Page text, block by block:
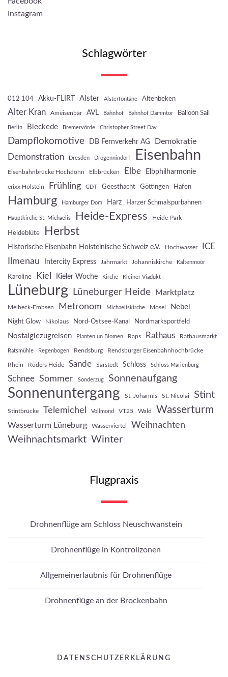
Instagram
Schlagwörter
012 104 Akku-FLIRT Alster Alsterfontäne Altenbeken
Alter Kran Ameisenbär AVL Bahnhof Bahnhof Dammtor Balloon Sail
Berlin Bleckede Bremervörde Christopher Street Day
Dampflokomotive DB Fernverkehr AG Demokratie
Demonstration Dresden Drögennindorf Eisenbahn
Eisenbahnbrücke Hochdonn Elbbrücken Elbe Elbphilharmonie
erixx Holstein Frühling GDT Geesthacht Göttingen Hafen
Hamburg Hamburger Dom Harz Harzer Schmalspurbahnen
Hauptkirche St. Michaelis Heide-Express Heide-Park
Heideblüte Herbst
Historische Eisenbahn Holsteinische Schweiz e.V. Hochwasser ICE
Ilmenau Intercity Express Jahrmarkt Johanniskirche Kaltenmoor
Karoline Kiel Kieler Woche Kirche Kleiner Viadukt
Lüneburg Lüneburger Heide Marktplatz
Melbeck-Embsen Metronom Michaeliskirche Mosel Nebel
Night Glow Nikolaus Nord-Ostsee-Kanal Nordmarksportfeld
Nostalgiezugreisen Planten un Blomen Raps Rathaus Rathausmarkt
Ratsmühle Regenbogen Rendsburg Rendsburger Eisenbahnhochbrücke
Rhein Röders Heide Sande Sarstedt Schloss Schloss Marienburg
Schnee Sommer Sonderzug Sonnenaufgang
Sonnenuntergang St. Johannis St. Nicolai Stint
Stintbrücke Telemichel Vollmond VT25 Wald Wasserturm
Wasserturm Lüneburg Wasserviertel Weihnachten
Weihnachtsmarkt Winter
Flugpraxis
Drohnenflüge am Schloss Neuschwanstein
Drohnenflüge in Kontrollzonen
Allgemeinerlaubnis für Drohnenflüge
Drohnenflüge an der Brockenbahn
DATENSCHUTZERKLÄRUNG